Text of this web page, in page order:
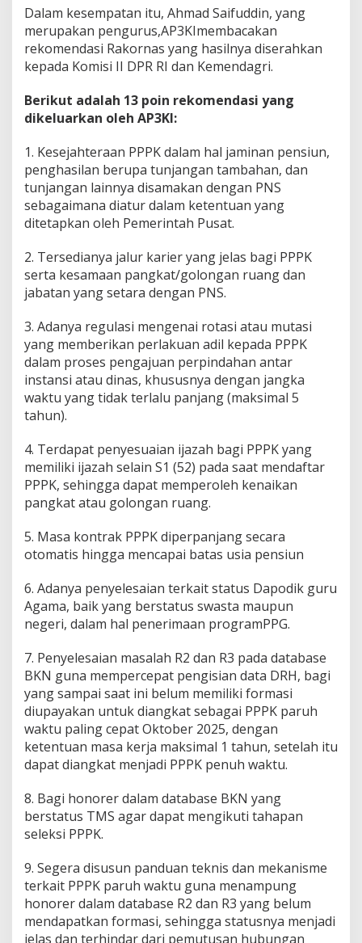
Dalam kesempatan itu, Ahmad Saifuddin, yang
merupakan pengurus,AP3KImembacakan
rekomendasi Rakornas yang hasilnya diserahkan
kepada Komisi II DPR RI dan Kemendagri.
Berikut adalah 13 poin rekomendasi yang
dikeluarkan oleh AP3KI:
1. Kesejahteraan PPPK dalam hal jaminan pensiun,
penghasilan berupa tunjangan tambahan, dan
tunjangan lainnya disamakan dengan PNS
sebagaimana diatur dalam ketentuan yang
ditetapkan oleh Pemerintah Pusat.
2. Tersedianya jalur karier yang jelas bagi PPPK
serta kesamaan pangkat/golongan ruang dan
jabatan yang setara dengan PNS.
3. Adanya regulasi mengenai rotasi atau mutasi
yang memberikan perlakuan adil kepada PPPK
dalam proses pengajuan perpindahan antar
instansi atau dinas, khususnya dengan jangka
waktu yang tidak terlalu panjang (maksimal 5
tahun).
4. Terdapat penyesuaian ijazah bagi PPPK yang
memiliki ijazah selain S1 (52) pada saat mendaftar
PPPK, sehingga dapat memperoleh kenaikan
pangkat atau golongan ruang.
5. Masa kontrak PPPK diperpanjang secara
otomatis hingga mencapai batas usia pensiun
6. Adanya penyelesaian terkait status Dapodik guru
Agama, baik yang berstatus swasta maupun
negeri, dalam hal penerimaan programPPG.
7. Penyelesaian masalah R2 dan R3 pada database
BKN guna mempercepat pengisian data DRH, bagi
yang sampai saat ini belum memiliki formasi
diupayakan untuk diangkat sebagai PPPK paruh
waktu paling cepat Oktober 2025, dengan
ketentuan masa kerja maksimal 1 tahun, setelah itu
dapat diangkat menjadi PPPK penuh waktu.
8. Bagi honorer dalam database BKN yang
berstatus TMS agar dapat mengikuti tahapan
seleksi PPPK.
9. Segera disusun panduan teknis dan mekanisme
terkait PPPK paruh waktu guna menampung
honorer dalam database R2 dan R3 yang belum
mendapatkan formasi, sehingga statusnya menjadi
jelas dan terhindar dari pemutusan hubungan